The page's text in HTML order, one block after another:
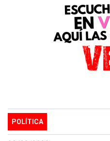
POLÍTICA